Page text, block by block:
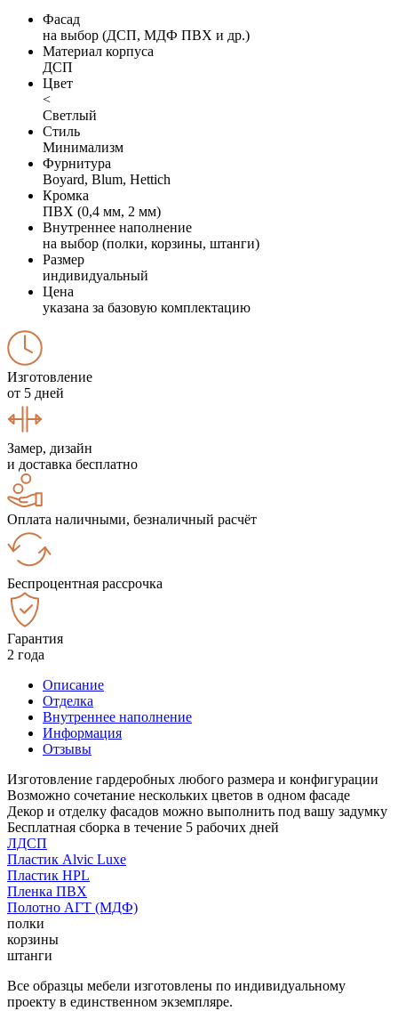
Фасад
на выбор (ДСП, МДФ ПВХ и др.)
Материал корпуса
ДСП
Цвет
<
Светлый
Стиль
Минимализм
Фурнитура
Boyard, Blum, Hettich
Кромка
ПВХ (0,4 мм, 2 мм)
Внутреннее наполнение
на выбор (полки, корзины, штанги)
Размер
индивидуальный
Цена
указана за базовую комплектацию
Изготовление
от 5 дней
Замер, дизайн
и доставка бесплатно
Оплата наличными, безналичный расчёт
Беспроцентная рассрочка
Гарантия
2 года
Описание
Отделка
Внутреннее наполнение
Информация
Отзывы
Изготовление гардеробных любого размера и конфигурации
Возможно сочетание нескольких цветов в одном фасаде
Декор и отделку фасадов можно выполнить под вашу задумку
Бесплатная сборка в течение 5 рабочих дней
ЛДСП
Пластик Alvic Luxe
Пластик HPL
Пленка ПВХ
Полотно АГТ (МДФ)
полки
корзины
штанги
Все образцы мебели изготовлены по индивидуальному
проекту в единственном экземпляре.